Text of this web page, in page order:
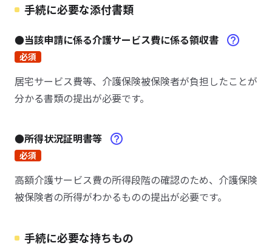
手続に必要な添付書類
●当該申請に係る介護サービス費に係る領収書
必須
居宅サービス費等、介護保険被保険者が負担したことが
分かる書類の提出が必要です。
●所得状況証明書等
必須
高額介護サービス費の所得段階の確認のため、介護保険
被保険者の所得がわかるものの提出が必要です。
手続に必要な持ちもの